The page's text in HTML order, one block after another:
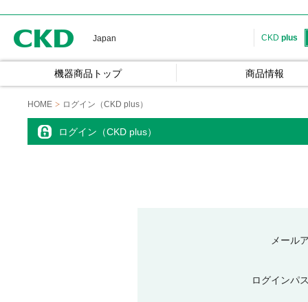
Japan CKD plus
機器商品トップ 商品情報
HOME ログイン（CKD plus）
ログイン（CKD plus）
メール
ログインパ